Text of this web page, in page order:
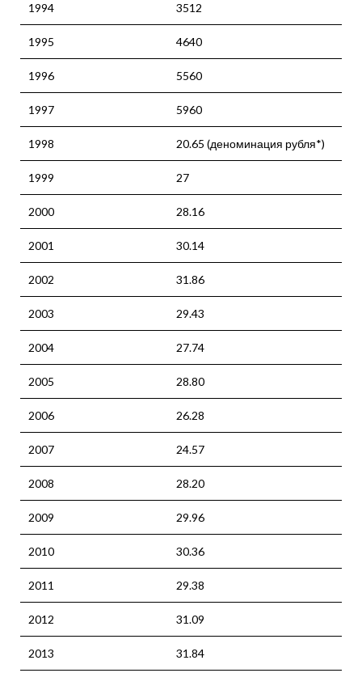
1994 3512
1995 4640
1996 5560
1997 5960
1998 20.65 (деноминация рубля*)
1999 27
2000 28.16
2001 30.14
2002 31.86
2003 29.43
2004 27.74
2005 28.80
2006 26.28
2007 24.57
2008 28.20
2009 29.96
2010 30.36
2011 29.38
2012 31.09
2013 31.84